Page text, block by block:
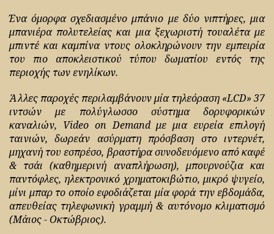
Ένα όμορφα σχεδιασμένο μπάνιο με δύο νιπτήρες, μια
μπανιέρα πολυτελείας και μια ξεχωριστή τουαλέτα με
μπιντέ και καμπίνα ντους ολοκληρώνουν την εμπειρία
του πιο αποκλειστικού τύπου δωματίου εντός της
περιοχής των ενηλίκων.
Άλλες παροχές περιλαμβάνουν μία τηλεόραση «LCD» 37
ιντσών με πολύγλωσσο σύστημα δορυφορικών
καναλιών, Video on Demand με μια ευρεία επιλογή
ταινιών, δωρεάν ασύρματη πρόσβαση στο ιντερνέτ,
μηχανή του εσπρέσο, βραστήρα συνοδευόμενο από καφέ
& τσάι (καθημερινή αναπλήρωση), μπουρνούζια και
παντόφλες, ηλεκτρονικό χρηματοκιβώτιο, μικρό ψυγείο,
μίνι μπαρ το οποίο εφοδιάζεται μία φορά την εβδομάδα,
απευθείας τηλεφωνική γραμμή & αυτόνομο κλιματισμό
(Μάιος - Οκτώβριος).